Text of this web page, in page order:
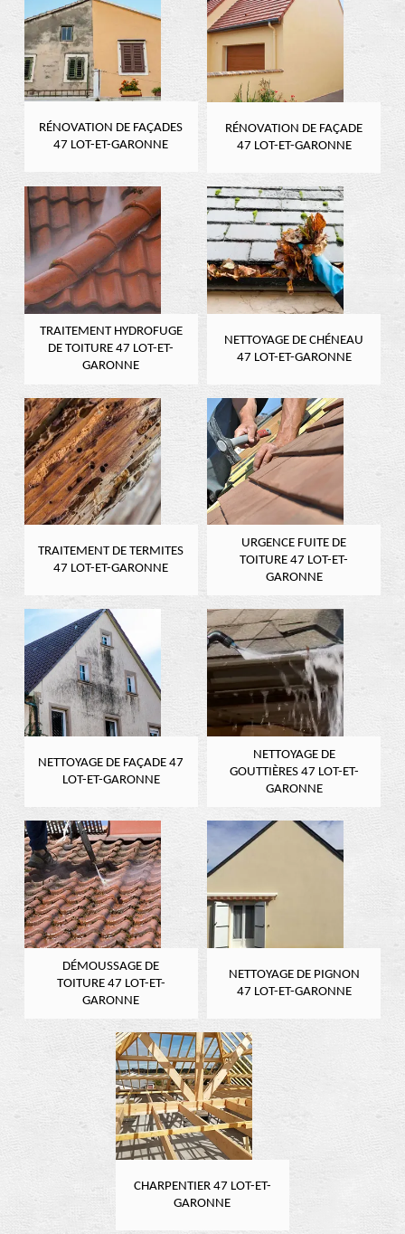
RÉNOVATION DE FAÇADES
47 LOT-ET-GARONNE
RÉNOVATION DE FAÇADE
47 LOT-ET-GARONNE
TRAITEMENT HYDROFUGE
DE TOITURE 47 LOT-ET-
GARONNE
NETTOYAGE DE CHÉNEAU
47 LOT-ET-GARONNE
TRAITEMENT DE TERMITES
47 LOT-ET-GARONNE
URGENCE FUITE DE
TOITURE 47 LOT-ET-
GARONNE
NETTOYAGE DE FAÇADE 47
LOT-ET-GARONNE
NETTOYAGE DE
GOUTTIÈRES 47 LOT-ET-
GARONNE
DÉMOUSSAGE DE
TOITURE 47 LOT-ET-
GARONNE
NETTOYAGE DE PIGNON
47 LOT-ET-GARONNE
CHARPENTIER 47 LOT-ET-
GARONNE